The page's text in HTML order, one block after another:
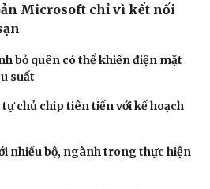
Microsoft chỉ vì kết nối
bỏ quên có thể khiến điện mặt
suất
chủ chip tiên tiến với kế hoạch
nhiều bộ, ngành trong thực hiện